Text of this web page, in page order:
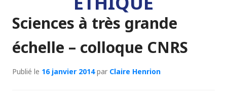
Sciences à très grande
échelle – colloque CNRS
Publié le 16 janvier 2014par Claire Henrion